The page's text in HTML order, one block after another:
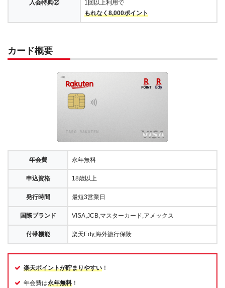
入会特典②
1回以上利用で
もれなく8,000ポイント
カード概要
年会費 永年無料
申込資格 18歳以上
発行時間 最短3営業日
国際ブランド VISA,JCB,マスターカード,アメックス
付帯機能 楽天Edy,海外旅行保険
楽天ポイントが貯まりやすい ！
年会費は永年無料 ！